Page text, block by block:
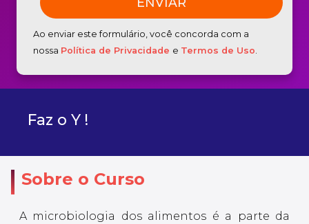
Ao enviar este formulário, você concorda com a
nossa Política de Privacidade e Termos de Uso.
Faz o Y !
Sobre o Curso
A microbiologia dos alimentos é a parte da